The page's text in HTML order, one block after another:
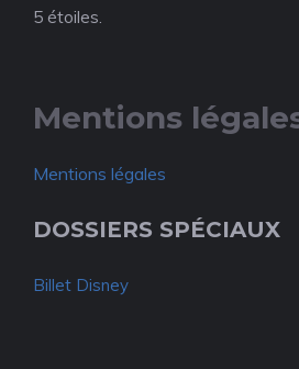
5 étoiles.
Mentions
Mentions légales
DOSSIERS SPÉCIAUX
Billet Disney